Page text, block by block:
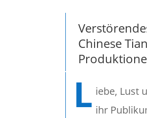
Chinese
L iebe, Lust
ihr